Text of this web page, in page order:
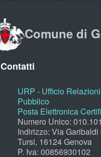
Comune di
Contatti
URP - Ufficio
Pubblico
Posta Elettronica
Numero Unico:
Indirizzo: Via Garibaldi
Tursi, 16124 Genova
P. Iva: 00856930102